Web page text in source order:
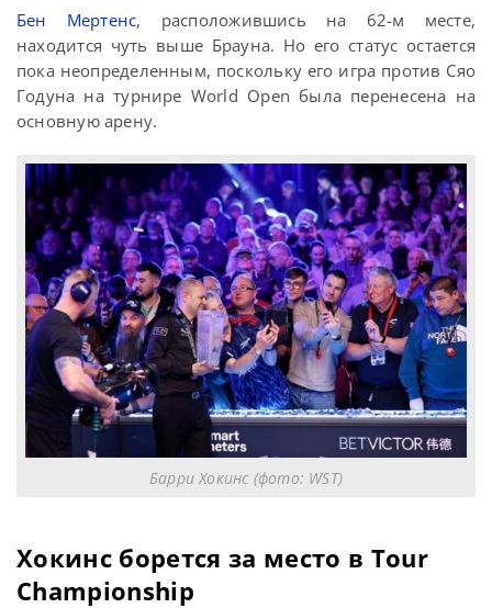
Бен Мертенс, расположившись на 62-м месте,
находится чуть выше Брауна. Но его статус остается
пока неопределенным, поскольку его игра против Сяо
Годуна на турнире World Open была перенесена на
основную арену.
Барри Хокинс (фото: WST)
Хокинс борется за место в Tour
Championship